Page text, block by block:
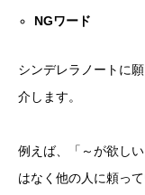
NGワード
シンデレラノートに
介します。
例えば、「～が欲し
はなく他の人に頼っ